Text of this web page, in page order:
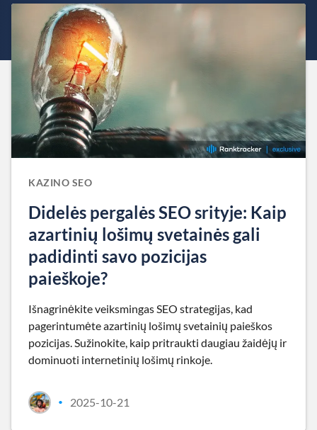
KAZINO SEO
Didelės pergalės SEO srityje: Kaip
azartinių lošimų svetainės gali
padidinti savo pozicijas
paieškoje?
Išnagrinėkite veiksmingas SEO strategijas, kad
pagerintumėte azartinių lošimų svetainių paieškos
pozicijas. Sužinokite, kaip pritraukti daugiau žaidėjų ir
dominuoti internetinių lošimų rinkoje.
• 2025-10-21